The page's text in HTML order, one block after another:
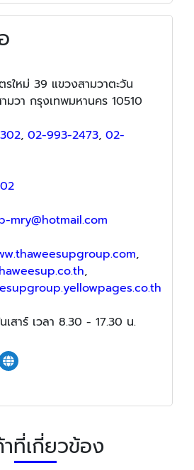
ใหม่ 39 แขวงสามวาตะวัน
มวา กรุงเทพมหานคร 10510
, 02-993-2473, 02-
mry@hotmail.com
,
,
สาร์ เวลา 8.30 - 17.30 น.
ที่เกี่ยวข้อง